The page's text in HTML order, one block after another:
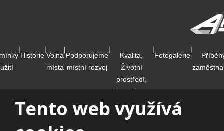
|
Historie
|
Volná
místa
|
Podporujeme
místní rozvoj
|
Kvalita,
Životní
prostředí,
Bezpečnost
Fotovoltaická
|
Fotogalerie
|
Tento web využívá